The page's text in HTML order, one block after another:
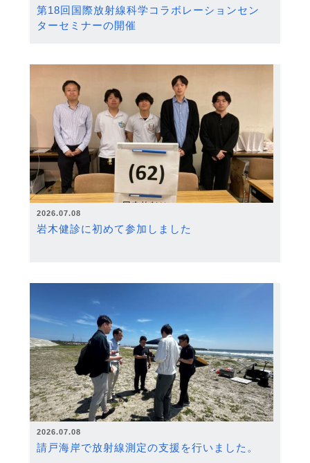
第18回国際放射線科学コラボレーションセン
ターセミナーの開催
2026.07.08
岩木健診に初めて参加しました
2026.07.08
請戸海岸で放射線測定の支援を行いました。